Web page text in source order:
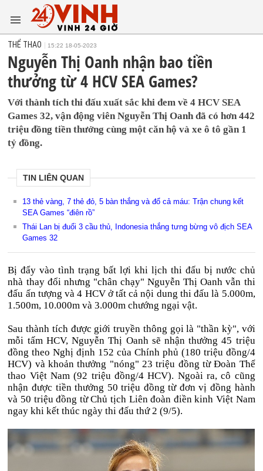
THỂ THAO 15:22 18-05-2023
Nguyễn Thị Oanh nhận bao tiền
thưởng từ 4 HCV SEA Games?
Với thành tích thi đấu xuất sắc khi đem về 4 HCV SEA
Games 32, vận động viên Nguyễn Thị Oanh đã có hơn 442
triệu đồng tiền thưởng cùng một căn hộ và xe ô tô gần 1
tỷ đồng.
TIN LIÊN QUAN
13 thẻ vàng, 7 thẻ đỏ, 5 bàn thắng và đổ cả máu: Trận chung kết
SEA Games “điên rồ”
Thái Lan bị đuổi 3 cầu thủ, Indonesia thắng tưng bừng vô địch SEA
Games 32
Bị đẩy vào tình trạng bất lợi khi lịch thi đấu bị nước chủ
nhà thay đổi nhưng "chân chạy" Nguyễn Thị Oanh vẫn thi
đấu ấn tượng và 4 HCV ở tất cả nội dung thi đấu là 5.000m,
1.500m, 10.000m và 3.000m chướng ngại vật.
Sau thành tích được giới truyền thông gọi là "thần kỳ", với
mỗi tấm HCV, Nguyễn Thị Oanh sẽ nhận thưởng 45 triệu
đồng theo Nghị định 152 của Chính phủ (180 triệu đồng/4
HCV) và khoản thưởng "nóng" 23 triệu đồng từ Đoàn Thể
thao Việt Nam (92 triệu đồng/4 HCV). Ngoài ra, cô cũng
nhận được tiền thưởng 50 triệu đồng từ đơn vị đồng hành
và 50 triệu đồng từ Chủ tịch Liên đoàn điền kinh Việt Nam
ngay khi kết thúc ngày thi đấu thứ 2 (9/5).